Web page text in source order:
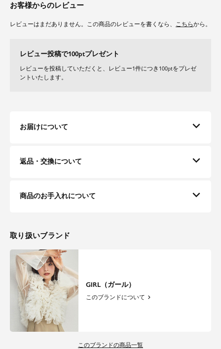
ものラインを曖昧に。
ほどよい光沢と厚みのある生地で、オケージョン使いも普段使いも可能なオ
ールマイティな素材を採用。
また、オールインワンには裏地が入っているため、インナーの透けや当たり
お客様からのレビュー
レビューはまだありません。この商品のレビューを書くなら、 こちらから。
レビュー投稿で100ptプレゼント
レビューを投稿していただくと、レビュー1件につき100ptをプレゼ
ントいたします。
お届けについて
返品・交換について
商品のお手入れについて
取り扱いブランド
GIRL（ガール）
このブランドについて
このブランドの商品一覧